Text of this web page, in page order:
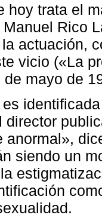
hoy trata el
Rico
actuación,
vicio («La
de mayo de
director
anormal»,
siendo un